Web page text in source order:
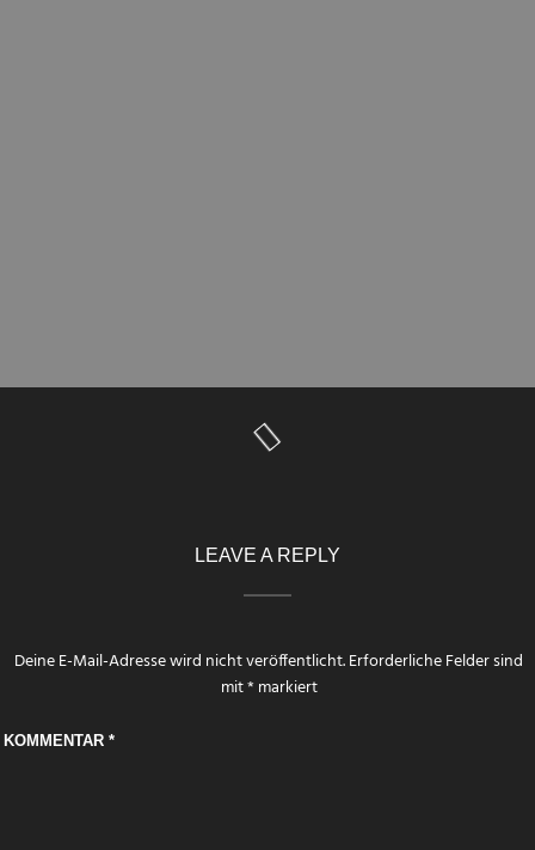
LEAVE A REPLY
Deine E-Mail-Adresse wird nicht veröffentlicht.Erforderliche Felder sind
mit*markiert
KOMMENTAR *